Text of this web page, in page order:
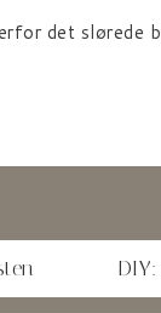
det slørede